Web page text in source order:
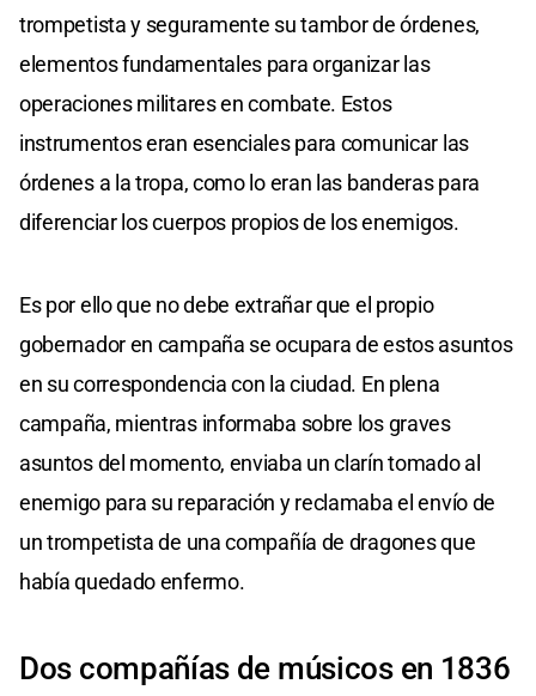
trompetista y seguramente su tambor de órdenes,
elementos fundamentales para organizar las
operaciones militares en combate. Estos
instrumentos eran esenciales para comunicar las
órdenes a la tropa, como lo eran las banderas para
diferenciar los cuerpos propios de los enemigos.
Es por ello que no debe extrañar que el propio
gobernador en campaña se ocupara de estos asuntos
en su correspondencia con la ciudad. En plena
campaña, mientras informaba sobre los graves
asuntos del momento, enviaba un clarín tomado al
enemigo para su reparación y reclamaba el envío de
un trompetista de una compañía de dragones que
había quedado enfermo.
Dos compañías de músicos en 1836